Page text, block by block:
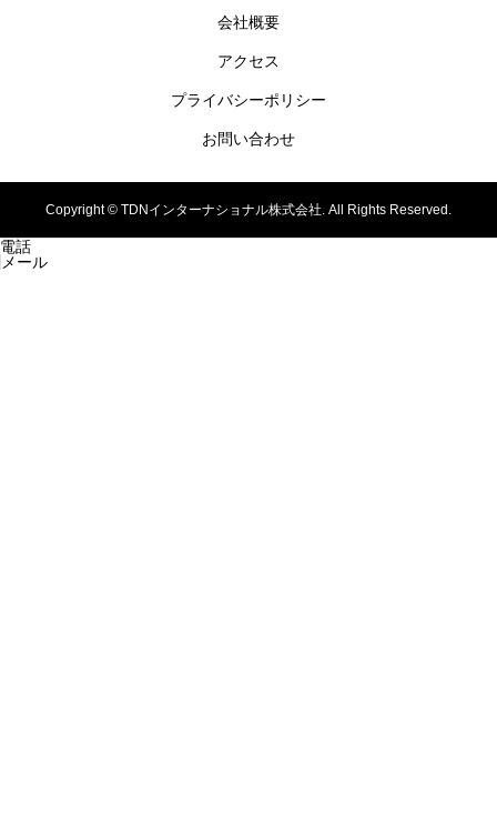
会社概要
アクセス
プライバシーポリシー
お問い合わせ
Copyright © TDNインターナショナル株式会社. All Rights Reserved.
電話
メール